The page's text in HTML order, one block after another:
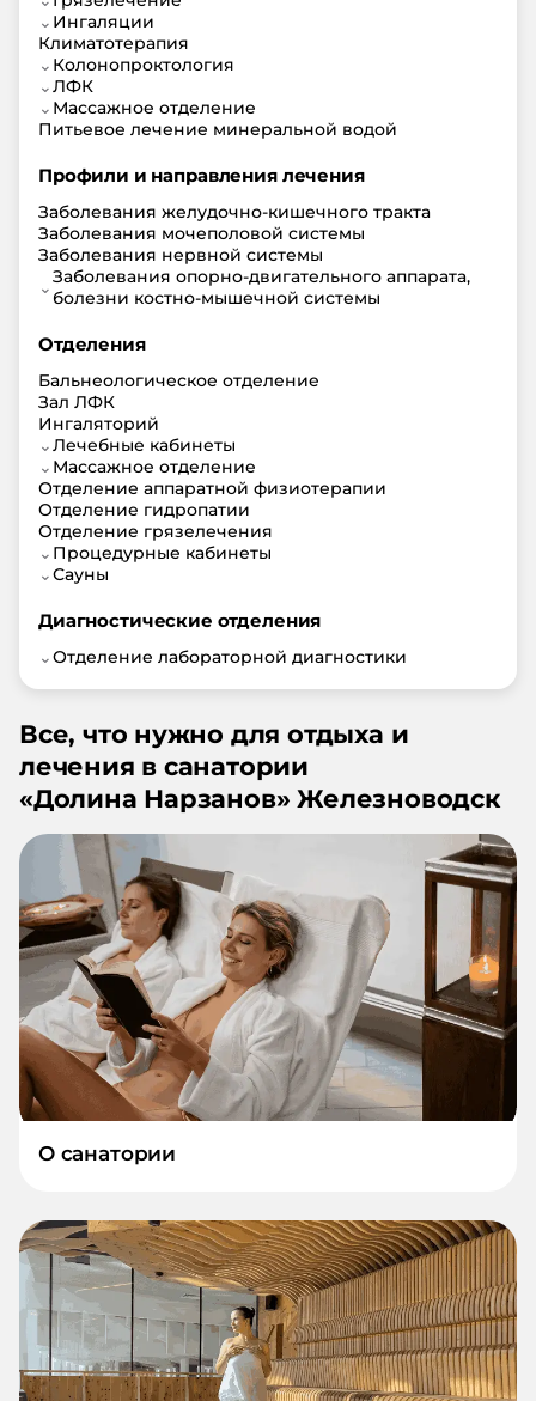
⌄ Ингаляции
Климатотерапия
⌄ Колонопроктология
⌄ЛФК
⌄ Массажное отделение
Питьевое лечение минеральной водой
Профили и направления лечения
Заболевания желудочно-кишечного тракта
Заболевания мочеполовой системы
Заболевания нервной системы
⌄Заболевания опорно-двигательного аппарата,
болезни костно-мышечной системы
Отделения
Бальнеологическое отделение
Зал ЛФК
Ингаляторий
⌄Лечебные кабинеты
⌄ Массажное отделение
Отделение аппаратной физиотерапии
Отделение гидропатии
Отделение грязелечения
⌄ Процедурные кабинеты
⌄Сауны
Диагностические отделения
⌄Отделение лабораторной диагностики
Все, что нужно для отдыха и
лечения в санатории
«Долина Нарзанов» Железноводск
О санатории